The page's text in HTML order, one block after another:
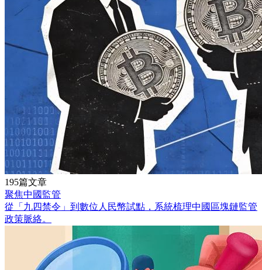
195篇文章
聚焦中國監管
從「九四禁令」到數位人民幣試點，系統梳理中國區塊鏈監管
政策脈絡。